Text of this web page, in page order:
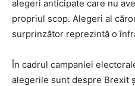
alegeri anticipate care nu
propriul scop. Alegeri al
surprinzător reprezintă o
În cadrul campaniei
alegerile sunt despre Brexit